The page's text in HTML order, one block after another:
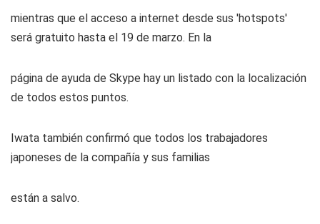
mientras que el acceso a internet desde sus 'hotspots'
será gratuito hasta el 19 de marzo. En la
página de ayuda de Skype hay un listado con la localización
de todos estos puntos.
Iwata también confirmó que todos los trabajadores
japoneses de la compañía y sus familias
están a salvo.